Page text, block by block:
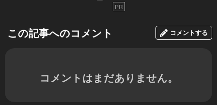
PR
この記事へのコメント コメントする
コメントはまだありません。